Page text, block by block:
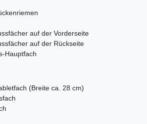
auf der Vorderseite
auf der Rückseite
Hauptfach
(Breite ca. 28 cm)